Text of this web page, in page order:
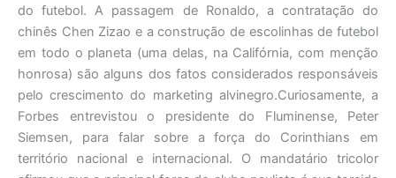
do futebol. A passagem de Ronaldo, a contratação do
chinês Chen Zizao e a construção de escolinhas de futebol
em todo o planeta (uma delas, na Califórnia, com menção
honrosa) são alguns dos fatos considerados responsáveis
pelo crescimento do marketing alvinegro.Curiosamente, a
Forbes entrevistou o presidente do Fluminense, Peter
Siemsen, para falar sobre a força do Corinthians em
território nacional e internacional. O mandatário tricolor